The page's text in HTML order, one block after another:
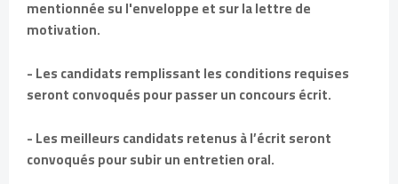
mentionnée su l'enveloppe et sur la lettre de
motivation.
- Les candidats remplissant les conditions requises
seront convoqués pour passer un concours écrit.
- Les meilleurs candidats retenus à l’écrit seront
convoqués pour subir un entretien oral.